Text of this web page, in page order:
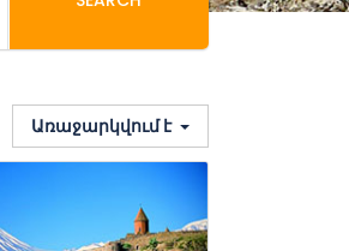
Առաջարկվում է